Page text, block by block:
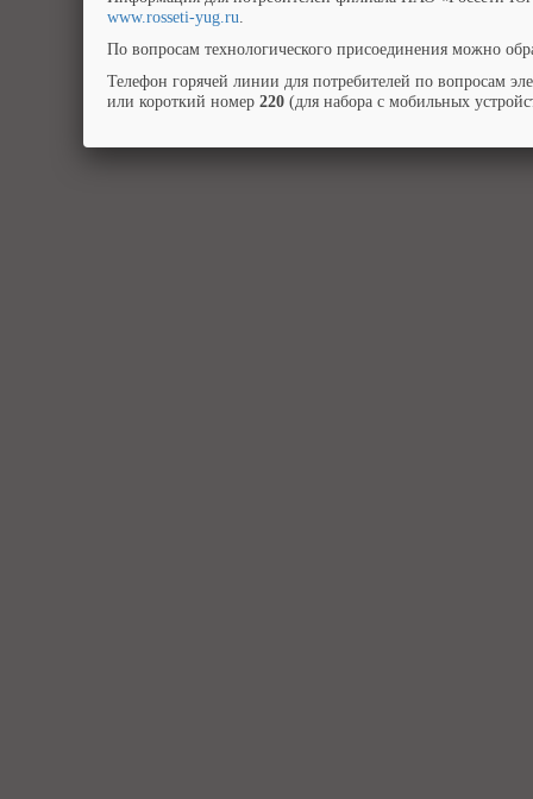
www.rosseti-yug.ru.
По вопросам технологического присоединения можно
Телефон горячей линии для потребителей по вопросам
или короткий номер 220 (для набора с мобильных